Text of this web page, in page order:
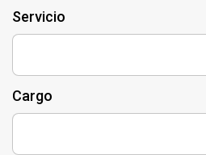
Servicio
Cargo